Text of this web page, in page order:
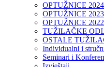
OPTUŽNICE 2024
OPTUŽNICE 2023
OPTUŽNICE 2022
TUŽILAČKE
OSTALE
Individualni i
Seminari i